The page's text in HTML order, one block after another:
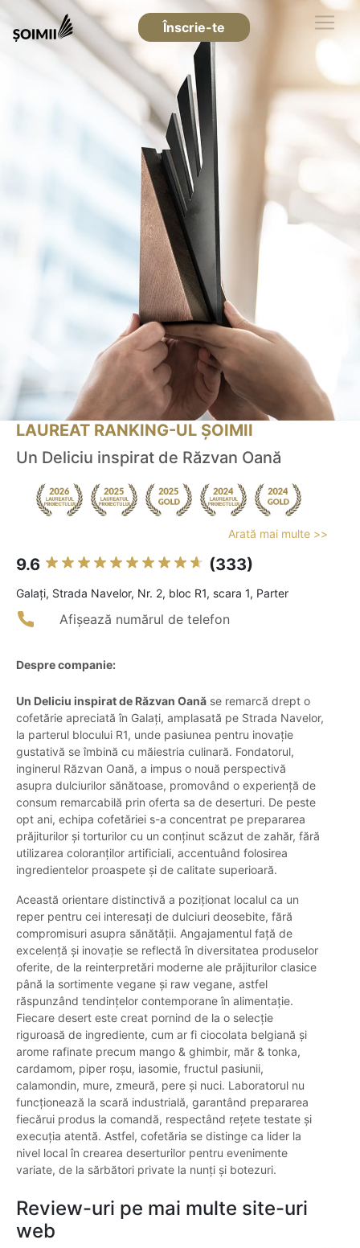
Înscrie-te
LAUREAT RANKING-UL ȘOIMII
Un Deliciu inspirat de Răzvan Oană
Arată mai multe >>
9.6 (333)
Galaţi, Strada Navelor, Nr. 2, bloc R1, scara 1, Parter
Afișează numărul de telefon
Despre companie:
Un Deliciu inspirat de Răzvan Oană se remarcă drept o
cofetărie apreciată în Galați, amplasată pe Strada Navelor,
la parterul blocului R1, unde pasiunea pentru inovație
gustativă se îmbină cu măiestria culinară. Fondatorul,
inginerul Răzvan Oană, a impus o nouă perspectivă
asupra dulciurilor sănătoase, promovând o experiență de
consum remarcabilă prin oferta sa de deserturi. De peste
opt ani, echipa cofetăriei s-a concentrat pe prepararea
prăjiturilor și torturilor cu un conținut scăzut de zahăr, fără
utilizarea coloranților artificiali, accentuând folosirea
ingredientelor proaspete și de calitate superioară.
Această orientare distinctivă a poziționat localul ca un
reper pentru cei interesați de dulciuri deosebite, fără
compromisuri asupra sănătății. Angajamentul față de
excelență și inovație se reflectă în diversitatea produselor
oferite, de la reinterpretări moderne ale prăjiturilor clasice
până la sortimente vegane și raw vegane, astfel
răspunzând tendințelor contemporane în alimentație.
Fiecare desert este creat pornind de la o selecție
riguroasă de ingrediente, cum ar fi ciocolata belgiană și
arome rafinate precum mango & ghimbir, măr & tonka,
cardamom, piper roșu, iasomie, fructul pasiunii,
calamondin, mure, zmeură, pere și nuci. Laboratorul nu
funcționează la scară industrială, garantând prepararea
fiecărui produs la comandă, respectând rețete testate și
execuția atentă. Astfel, cofetăria se distinge ca lider la
nivel local în crearea deserturilor pentru evenimente
variate, de la sărbători private la nunți și botezuri.
Review-uri pe mai multe site-uri
web